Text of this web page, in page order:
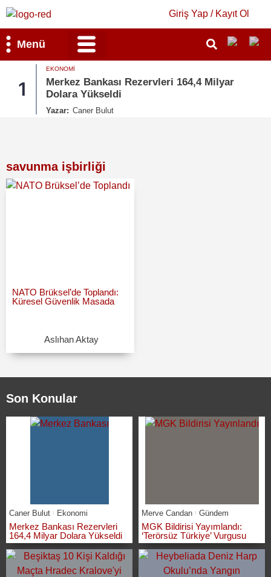
Giriş Yap / Kayıt Ol
Menü
EKONOMI
Merkez Bankası Rezervleri 164,4 Milyar
Dolara Yükseldi
Caner Bulut
savunma işbirliği
NATO Brüksel’de Toplandı:
Küresel Güvenlik Masada
Aslıhan Aktay
Son Konular
Caner Bulut Ekonomi
Merkez Bankası Rezervleri
164,4 Milyar Dolara Yükseldi
Merve Candan Gündem
MGK Bildirisi Yayımlandı:
‘Terörsüz Türkiye’ Vurgusu